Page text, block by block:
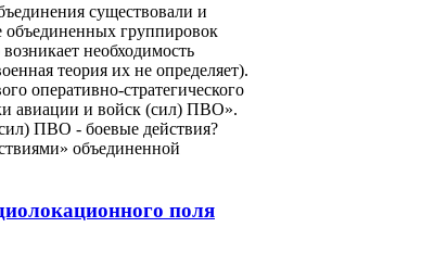
существовали и
группировок
необходимость
теория их не определяет).
оперативно-стратегического
авиации и войск (сил) ПВО».
ПВО - боевые действия?
объединенной
поля